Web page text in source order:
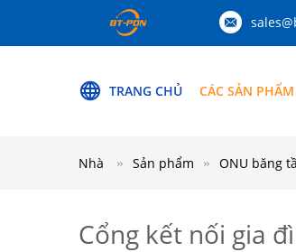
TRANG CHỦ CÁC SẢN PHẨM
Nhà Sản phẩm ONU băng
Cổng kết nối gia